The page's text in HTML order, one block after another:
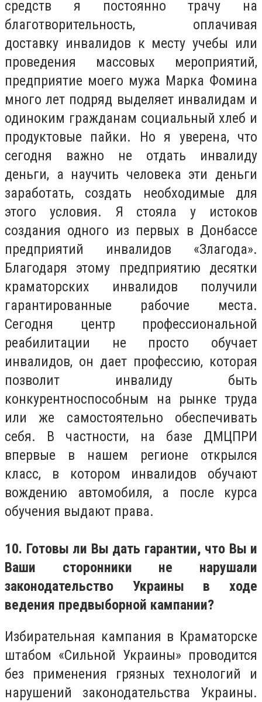
средств я постоянно трачу на
благотворительность, оплачивая
доставку инвалидов к месту учебы или
проведения массовых мероприятий,
предприятие моего мужа Марка Фомина
много лет подряд выделяет инвалидам и
одиноким гражданам социальный хлеб и
продуктовые пайки. Но я уверена, что
сегодня важно не отдать инвалиду
деньги, а научить человека эти деньги
заработать, создать необходимые для
этого условия. Я стояла у истоков
создания одного из первых в Донбассе
предприятий инвалидов «Злагода».
Благодаря этому предприятию десятки
краматорских инвалидов получили
гарантированные рабочие места.
Сегодня центр профессиональной
реабилитации не просто обучает
инвалидов, он дает профессию, которая
позволит инвалиду быть
конкурентноспособным на рынке труда
или же самостоятельно обеспечивать
себя. В частности, на базе ДМЦПРИ
впервые в нашем регионе открылся
класс, в котором инвалидов обучают
вождению автомобиля, а после курса
обучения выдают права.
10. Готовы ли Вы дать гарантии, что Вы и
Ваши сторонники не нарушали
законодательство Украины в ходе
ведения предвыборной кампании?
Избирательная кампания в Краматорске
штабом «Сильной Украины» проводится
без применения грязных технологий и
нарушений законодательства Украины.